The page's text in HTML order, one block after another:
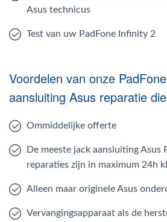
Asus technicus
Test van uw PadFone Infinity 2
Voordelen van onze
aansluiting Asus reparatie
Ommiddelijke offerte
De meeste jack aansluiting Asus
reparaties zijn in maximum 24h
Alleen maar originele Asus
Vervangingsapparaat als de